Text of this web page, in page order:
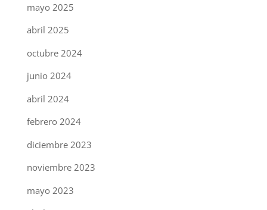
mayo 2025
abril 2025
octubre 2024
junio 2024
abril 2024
febrero 2024
diciembre 2023
noviembre 2023
mayo 2023